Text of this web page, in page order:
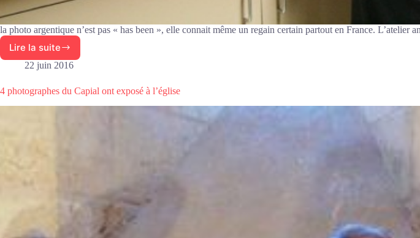
la photo argentique n’est pas « has been », elle connait même un regain certain partout en France.
Lire la suitePrésentation
de
Photo
(argentique
22 juin 2016
4 photographes du Capial ont exposé à l’église